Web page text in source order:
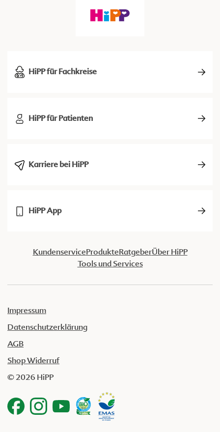
HiPP für Fachkreise
HiPP für Patienten
Karriere bei HiPP
HiPP App
KundenserviceProdukteRatgeberÜber HiPP
Tools und Services
Impressum
Datenschutzerklärung
AGB
Shop Widerruf
© 2026 HiPP